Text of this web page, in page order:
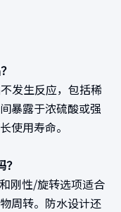
发生反应，包括稀
暴露于浓硫酸或强
使用寿命。
刚性/旋转选项适合
周转。防水设计还